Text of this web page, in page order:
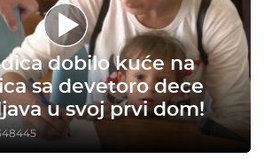
dobilo kuće na
sa devetoro dece
u svoj prvi dom!